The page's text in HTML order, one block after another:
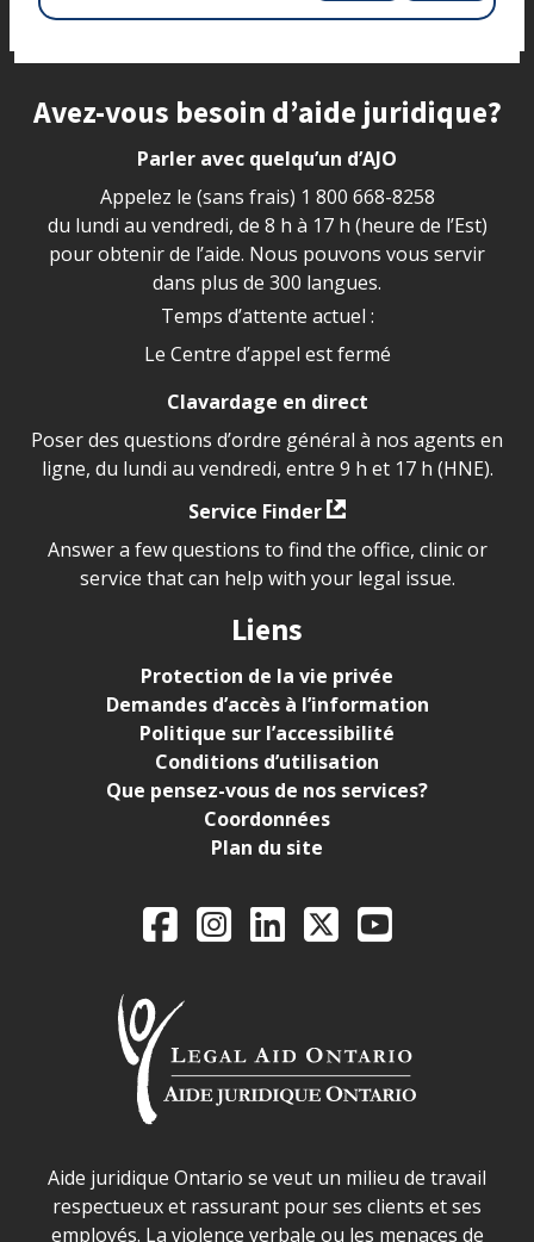
Site footer
Avez-vous besoin d’aide juridique?
Parler avec quelqu’un d’AJO
Appelez le (sans frais) 1 800 668-8258
du lundi au vendredi, de 8 h à 17 h (heure de l’Est)
pour obtenir de l’aide. Nous pouvons vous servir
dans plus de 300 langues.
Temps d’attente actuel :
Le Centre d’appel est fermé
Clavardage en direct
Poser des questions d’ordre général à nos agents en
ligne, du lundi au vendredi, entre 9 h et 17 h (HNE).
Service Finder
Answer a few questions to find the office, clinic or
service that can help with your legal issue.
Liens
Protection de la vie privée
Demandes d’accès à l’information
Politique sur l’accessibilité
Conditions d’utilisation
Que pensez-vous de nos services?
Coordonnées
Plan du site
Legal Aid Ontario
FacebookInstagram
LinkedIn
X YouTube
Déclaration sur la sécurité dans les locaux d'AJO.
Aide juridique Ontario se veut un milieu de travail
respectueux et rassurant pour ses clients et ses
employés. La violence verbale ou les menaces de